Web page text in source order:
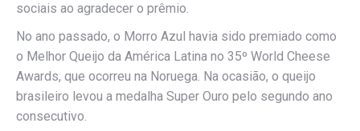
sociais ao agradecer o prêmio.
No ano passado, o Morro Azul havia sido premiado como
o Melhor Queijo da América Latina no 35º World Cheese
Awards, que ocorreu na Noruega. Na ocasião, o queijo
brasileiro levou a medalha Super Ouro pelo segundo ano
consecutivo.